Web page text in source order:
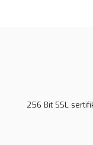
256 Bit SSL